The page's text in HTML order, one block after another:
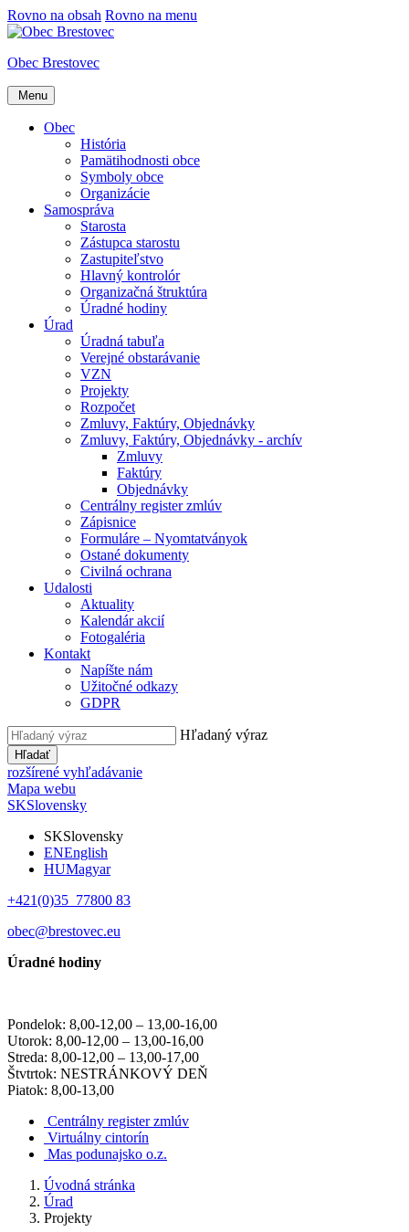
Rovno na obsah Rovno na menu
Obec Brestovec
Menu
Obec
História
Pamätihodnosti obce
Symboly obce
Organizácie
Samospráva
Starosta
Zástupca starostu
Zastupiteľstvo
Hlavný kontrolór
Organizačná štruktúra
Úradné hodiny
Úrad
Úradná tabuľa
Verejné obstarávanie
VZN
Projekty
Rozpočet
Zmluvy, Faktúry, Objednávky
Zmluvy, Faktúry, Objednávky - archív
Zmluvy
Faktúry
Objednávky
Centrálny register zmlúv
Zápisnice
Formuláre – Nyomtatványok
Ostané dokumenty
Civilná ochrana
Udalosti
Aktuality
Kalendár akcií
Fotogaléria
Kontakt
Napíšte nám
Užitočné odkazy
GDPR
Hľadaný výraz
Hľadať
rozšírené vyhľadávanie
Mapa webu
SKSlovensky
SKSlovensky
ENEnglish
HUMagyar
+421(0)35 77800 83
obec@brestovec.eu
Úradné hodiny
Pondelok: 8,00-12,00 – 13,00-16,00
Utorok: 8,00-12,00 – 13,00-16,00
Streda: 8,00-12,00 – 13,00-17,00
Štvtrtok: NESTRÁNKOVÝ DEŇ
Piatok: 8,00-13,00
Centrálny register zmlúv
Virtuálny cintorín
Mas podunajsko o.z.
Úvodná stránka
Úrad
Projekty